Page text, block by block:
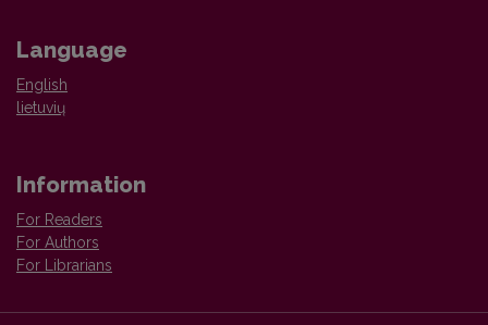
Language
English
lietuvių
Information
For Readers
For Authors
For Librarians